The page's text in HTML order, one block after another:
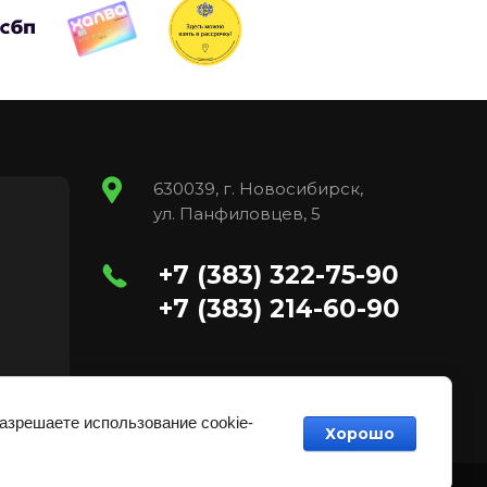
630039, г. Новосибирск,
ул. Панфиловцев, 5
+7 (383) 322-75-90
+7 (383) 214-60-90
использование cookie-
Хорошо